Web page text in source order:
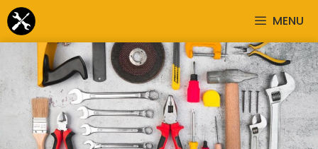
Saltar
al
contenido
MENU